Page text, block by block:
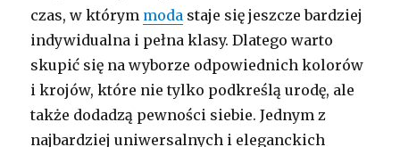
czas, w którym moda staje się jeszcze bardziej
indywidualna i pełna klasy. Dlatego warto
skupić się na wyborze odpowiednich kolorów
i krojów, które nie tylko podkreślą urodę, ale
także dodadzą pewności siebie. Jednym z
najbardziej uniwersalnych i eleganckich